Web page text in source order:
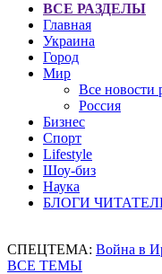
ВСЕ РАЗДЕЛЫ
Главная
Украина
Город
Мир
Все новости
Россия
Бизнес
Спорт
Lifestyle
Шоу-биз
Наука
БЛОГИ
СПЕЦТЕМА: Война в
ВСЕ ТЕМЫ